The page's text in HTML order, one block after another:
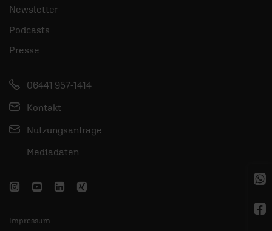
Newsletter
Podcasts
Presse
06441 957-1414
Kontakt
Nutzungsanfrage
Mediadaten
Impressum